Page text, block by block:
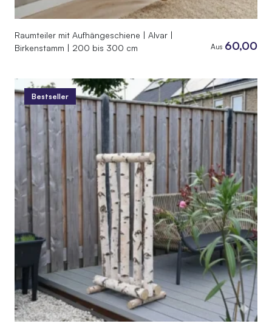
Raumteiler mit Aufhängeschiene | Alvar |
Birkenstamm | 200 bis 300 cm
Aus 60,00
Bestseller